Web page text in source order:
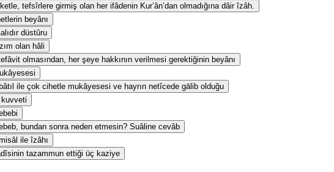
tefsîrlere girmiş olan her ifâdenin Kur’ân’dan olmadığına dâir îzâh.
beyânı
düstûru
olan hâli
olmasından, her şeye hakkının verilmesi gerektiğinin beyânı
ile çok cihetle mukâyesesi ve hayrın netîcede gālib olduğu
kuvveti
bundan sonra neden etmesin? Suâline cevâb
ile îzâhı
tazammun ettiği üç kaziye